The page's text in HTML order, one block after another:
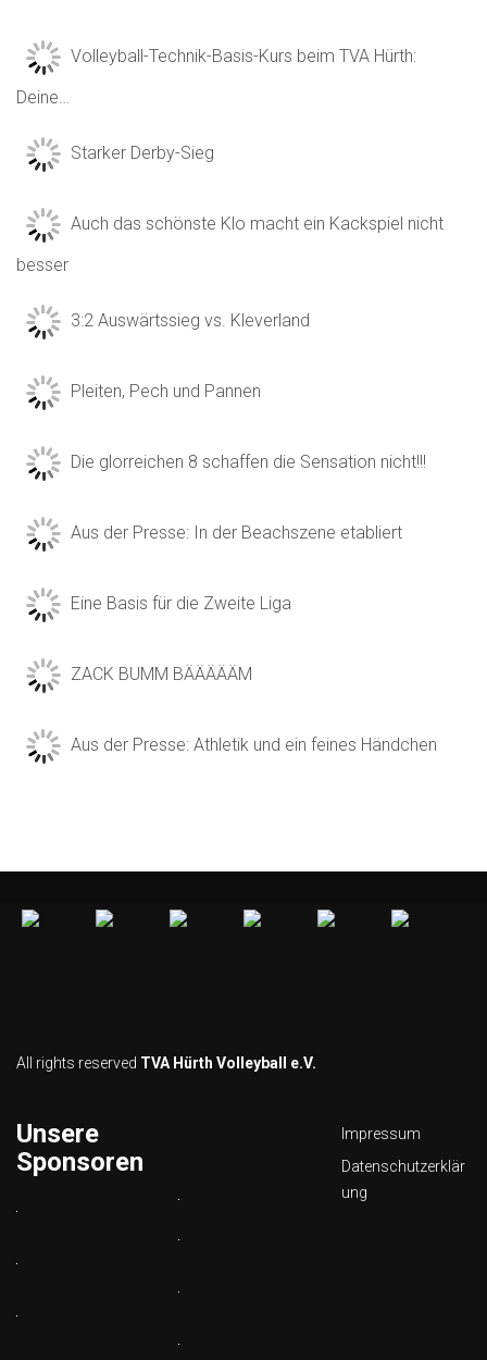
Volleyball-Technik-Basis-Kurs beim TVA Hürth:
Deine…
Starker Derby-Sieg
Auch das schönste Klo macht ein Kackspiel nicht
besser
3:2 Auswärtssieg vs. Kleverland
Pleiten, Pech und Pannen
Die glorreichen 8 schaffen die Sensation nicht!!!
Aus der Presse: In der Beachszene etabliert
Eine Basis für die Zweite Liga
ZACK BUMM BÄÄÄÄÄM
Aus der Presse: Athletik und ein feines Händchen
All rights reserved TVA Hürth Volleyball e.V.
Unsere
Sponsoren
Impressum
Datenschutzerklär
ung